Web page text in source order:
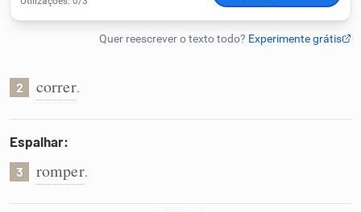
Humanizador de IA
Cata-letras
Conexões
2 correr.
Espalhar:
3 romper.